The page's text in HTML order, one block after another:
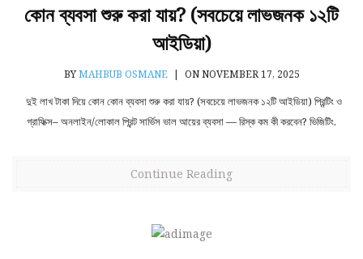
কোন ব্যবসা শুরু করা যায়? (সবচেয়ে লাভজনক ১২টি
আইডিয়া)
BYMAHBUB OSMANE ON NOVEMBER 17, 2025
দুই লাখ টাকা দিয়ে কোন কোন ব্যবসা শুরু করা যায়? (সবচেয়ে লাভজনক ১২টি আইডিয়া) প্রিন্টিং ও
গ্রাফিক্স– অনলাইন/লোকাল প্রিন্ট সার্ভিস ভাল আয়ের ব্যবসা — রিস্ক কম কী করবেন? ভিজিটিং.
Continue Reading